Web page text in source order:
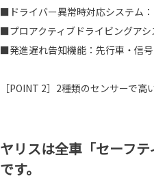
■ドライバー異常時対応システム
■プロアクティブドライビングア
■発進遅れ告知機能：先行車・信
［POINT 2］2種類のセンサーで高
ヤリスは全車「セーフテ
です。